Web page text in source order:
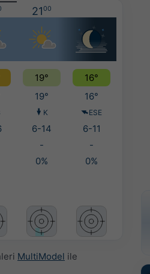
2100
19°
16°
19° 16°
K ESE
6-14
6-11
-
-
0% 0%
MultiModel ile